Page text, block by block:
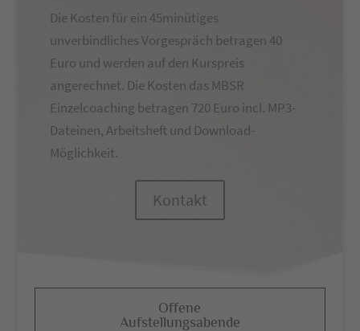
Die Kosten für ein 45minütiges
unverbindliches Vorgespräch betragen 40
Euro und werden auf den Kurspreis
angerechnet. Die Kosten das MBSR
Einzelcoaching betragen 720 Euro incl. MP3-
Dateinen, Arbeitsheft und Download-
Möglichkeit.
Kontakt
Offene
Aufstellungsabende